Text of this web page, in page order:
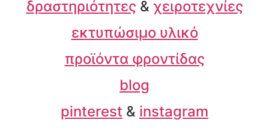
δραστηριότητες & χειροτεχνίες
εκτυπώσιμο υλικό
προϊόντα φροντίδας
blog
pinterest & instagram